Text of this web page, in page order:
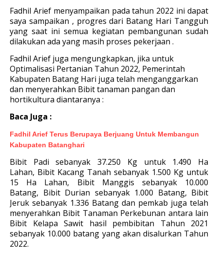
Fadhil Arief menyampaikan pada tahun 2022 ini dapat
saya sampaikan , progres dari Batang Hari Tangguh
yang saat ini semua kegiatan pembangunan sudah
dilakukan ada yang masih proses pekerjaan .
Fadhil Arief juga mengungkapkan, jika untuk
Optimalisasi Pertanian Tahun 2022, Pemerintah
Kabupaten Batang Hari juga telah menganggarkan
dan menyerahkan Bibit tanaman pangan dan
hortikultura diantaranya :
Baca Juga :
Fadhil Arief Terus Berupaya Berjuang Untuk Membangun
Kabupaten Batanghari
Bibit Padi sebanyak 37.250 Kg untuk 1.490 Ha
Lahan, Bibit Kacang Tanah sebanyak 1.500 Kg untuk
15 Ha Lahan, Bibit Manggis sebanyak 10.000
Batang, Bibit Durian sebanyak 1.000 Batang, Bibit
Jeruk sebanyak 1.336 Batang dan pemkab juga telah
menyerahkan Bibit Tanaman Perkebunan antara lain
Bibit Kelapa Sawit hasil pembibitan Tahun 2021
sebanyak 10.000 batang yang akan disalurkan Tahun
2022.